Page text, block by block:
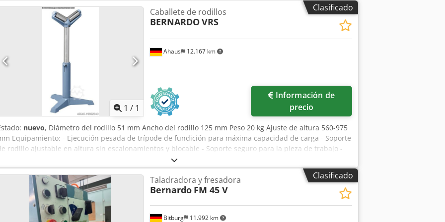
Clasificado
1 / 1
Ahaus 12.167 km
Caballete de rodillos
BERNARDOVRS
precio
nuevo, Diámetro del rodillo 51 mm Ancho del rodillo 125 mm Peso 20 kg Ajuste de altura 560-975
Equipamiento: - Ejecución pesada de trípode de fundición para máxima capacidad de carga - Soporte
rodillo ajustable en altura sin escalonamientos y blocable - Soporte seguro para la pieza de trabajo -
Rodillos de acero galvanizado macizos y de alta resistencia Dcjdpfxow U U U Rj Afpok - Con dos rodillos de
mm de longitud cada uno, óptimo para tubos, ... Datos técnicos: Ancho del rodillo 2 x 125 mm
Diámetro del rodillo 51 mm Ajuste de altura 560 - 975 mm Capacidad de carga, máx. 700 kg Diámetro del
tubo soporte 74 / 52 mm Peso aprox. 20 kg
Clasificado
Bitburg 11.992 km
Taladradora y fresadora
Bernardo FM 45 V